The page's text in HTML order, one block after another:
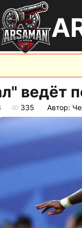
ведёт
335 Автор: